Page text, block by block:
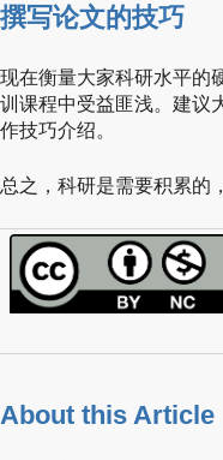
撰写论文的技巧
现在衡量大家科研水平的
训课程中受益匪浅。建议
作技巧介绍。
总之，科研是需要积累的
About this Article